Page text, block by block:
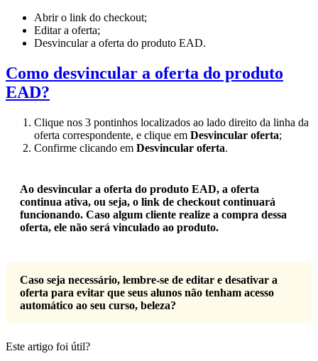
Abrir o link do checkout;
Editar a oferta;
Desvincular a oferta do produto EAD.
Como desvincular a oferta do produto
EAD?
Clique nos 3 pontinhos localizados ao lado direito da linha da
oferta correspondente, e clique em Desvincular oferta;
Confirme clicando em Desvincular oferta.
Ao desvincular a oferta do produto EAD, a oferta
continua ativa, ou seja, o link de checkout continuará
funcionando. Caso algum cliente realize a compra dessa
oferta, ele não será vinculado ao produto.
Caso seja necessário, lembre-se de editar e desativar a
oferta para evitar que seus alunos não tenham acesso
automático ao seu curso, beleza?
Este artigo foi útil?